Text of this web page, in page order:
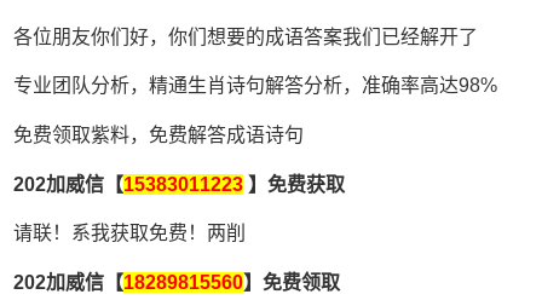
各位朋友你们好，你们想要的成语答案我们已经解开了
专业团队分析，精通生肖诗句解答分析，准确率高达98%
免费领取紫料，免费解答成语诗句
202加威信【15383011223 】免费获取
请联！系我获取免费！两削
202加威信【18289815560】免费领取